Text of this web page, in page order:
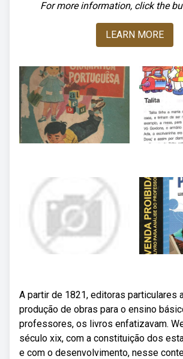
For more information, click the
LEARN MORE
A partir de 1821, editoras particulares
produção de obras para o ensino
professores, os livros enfatizavam.
século xix, com a constituição dos
e com o desenvolvimento, nesse